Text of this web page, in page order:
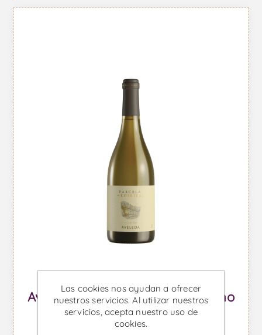
Aveleda Parcela do Roseiral - Vino
Blanco
Las cookies nos ayudan a ofrecer
nuestros servicios. Al utilizar nuestros
servicios, acepta nuestro uso de
cookies.